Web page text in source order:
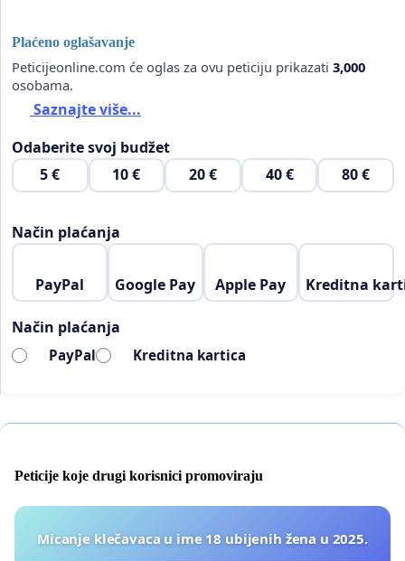
Plaćeno oglašavanje
Peticijeonline.com će oglas za ovu peticiju prikazati 3,000
osobama.
Saznajte više...
Odaberite svoj budžet
5 €
10 € 20 € 40 € 80 €
Način plaćanja
PayPal Google Pay Apple Pay Kreditna
Način plaćanja
PayPal Kreditna kartica
Peticije koje drugi korisnici promoviraju
Micanje klečavaca u ime 18 ubijenih žena u 2025.